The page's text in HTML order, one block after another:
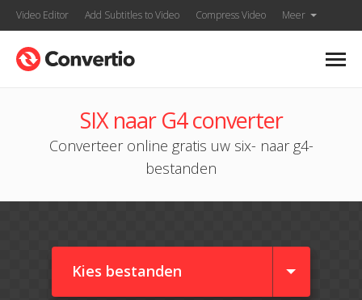
Video Editor Add Subtitles to Video Compress Video Meer
SIX naar G4 converter
Converteer online gratis uw six- naar g4-
bestanden
Kies bestanden